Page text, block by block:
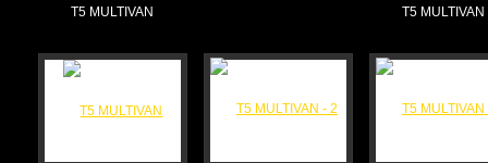
T5 MULTIVAN T5 MULTIVAN